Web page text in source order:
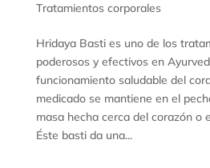
Tratamientos corporales
Hridaya Basti es uno de los
poderosos y efectivos en
funcionamiento saludable del
medicado se mantiene en el
masa hecha cerca del corazón o
Éste basti da una...